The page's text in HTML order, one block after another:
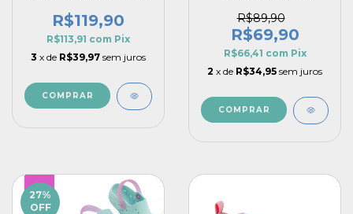
Delicada Calce Fácil
R$119,90
R$113,91 com Pix
3 x de R$39,97 sem juros
COMPRAR
Bordados Confortável
Pé com Pé
R$89,90
R$69,90
R$66,41 com Pix
2 x de R$34,95 sem juros
COMPRAR
27%
OFF